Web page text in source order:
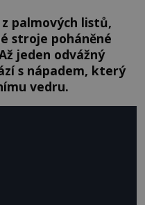
palmových listů,
stroje poháněné
jeden odvážný
s nápadem, který
vedru.